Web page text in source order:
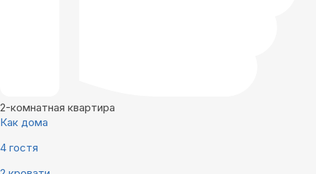
2-комнатная квартира
Как дома
4 гостя